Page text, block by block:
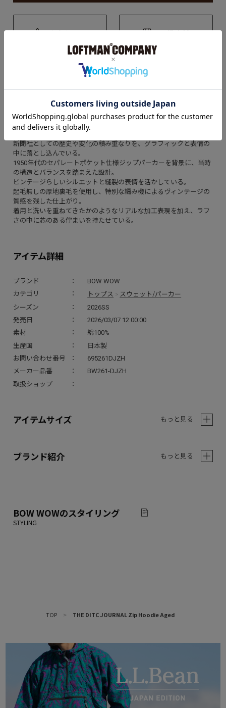
お気に入り 取扱店舗
アイテム詳細
ブランド
BOW WOW
カテゴリ
トップス > スウェット/パーカー
シーズン
2026SS
発売日
2026/03/07 12:00:00
素材
綿100%
生産国
日本製
お問い合わせ番号
695261DJZH
メーカー品番
BW261-DJZH
取扱ショップ
アイテム説明
「THE DITC JOURNAL」をイメージし、企業として成長しながら
1950年代まで続いていった設定で、ロゴも一新された姿を想定して
新聞社としての歴史や変化の積み重なりを、グラフィックと表情の
中に落とし込んでいる。
1950年代のセパレートポケット仕様ジップパーカーを背景に、当時
の構造とバランスを踏まえた設計。
ビンテージらしいシルエットと縫製の表情を活かしている。
起毛無しの厚地裏毛を使用し、特別な編み機によるヴィンテージの
質感を残した仕上がり。
着用と洗いを重ねてきたかのようなリアルな加工表現を加え、ラフ
さの中に芯のある佇まいを持たせている。
アイテムサイズ もっと見る
ブランド紹介 もっと見る
BOW WOWのスタイリング
TOP > THE DITC JOURNAL Zip Hoodie Aged